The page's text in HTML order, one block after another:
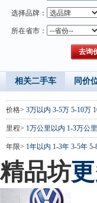
选择品牌：
所在省市：
相关二手车 同价
价格> 3万以内 3-5万 5-10万
里程> 1万公里以内 1-3万公里
年限> 1年以内 1-3年 3-5年 5-
精品坊